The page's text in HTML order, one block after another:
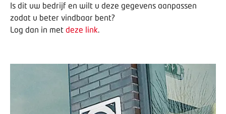
Is dit uw bedrijf en wilt u deze gegevens aanpassen
zodat u beter vindbaar bent?
Log dan in met deze link.